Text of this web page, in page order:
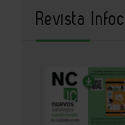
Revista